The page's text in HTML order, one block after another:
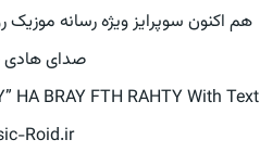
هم اکنون سوپرایز ویژه رسانه موزیک
صدای هادی
HA BRAY FTH RAHTY With Text
Roid.ir